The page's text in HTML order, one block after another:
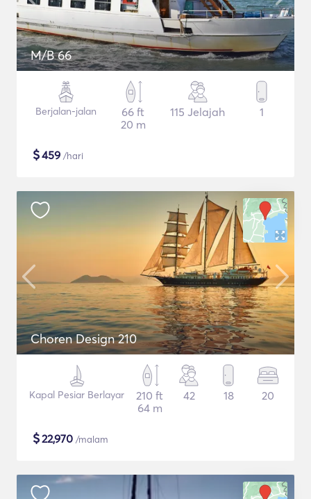
M/B 66
Berjalan-jalan
66 ft
20 m
115 Jelajah 1
$459 /hari
Choren Design 210
Kapal Pesiar Berlayar
210 ft
64 m
42 18 20
$22,970 /malam